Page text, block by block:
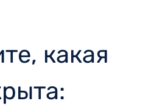
какая